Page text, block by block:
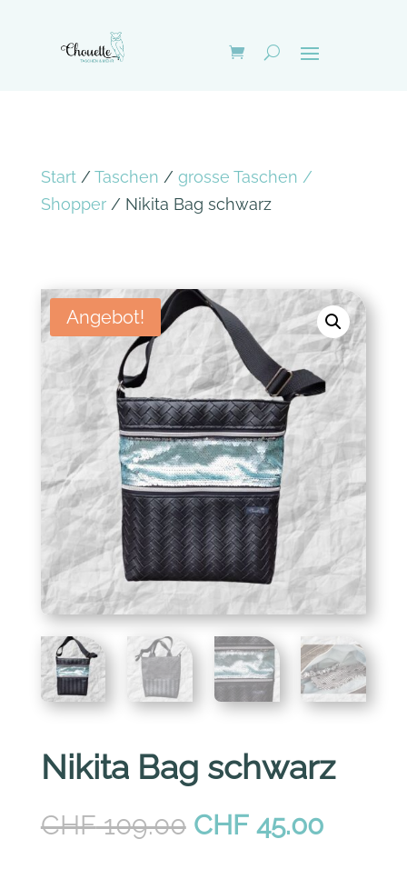
Start/ Taschen / grosse Taschen /
Shopper/ Nikita Bag schwarz
Angebot!
Nikita Bag schwarz
CHF109.00 Ursprünglicher
CHF45.00